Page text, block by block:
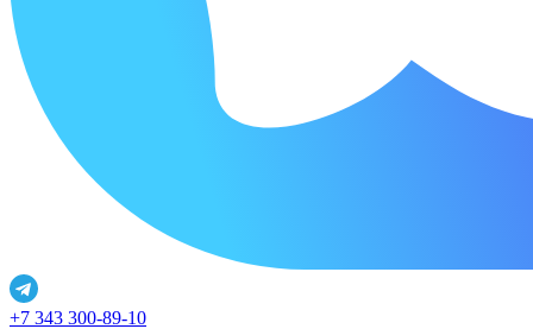
+7 343 300-89-10